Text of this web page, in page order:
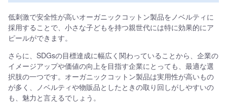
低刺激で安全性が高いオーガニックコットン製品をノベルティに
採用することで、小さな子どもを持つ親世代には特に効果的にア
ピールができます。
さらに、SDGsの目標達成に幅広く関わっていることから、企業の
イメージアップや価値の向上を目指す企業にとっても、最適な選
択肢の一つです。オーガニックコットン製品は実用性が高いもの
が多く、ノベルティや物販品としたときの取り回しがしやすいの
も、魅力と言えるでしょう。